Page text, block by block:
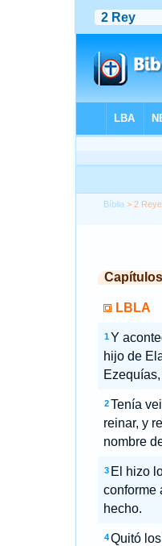
Bíblia > 2
LBLA
1 Y
hijo de
2 Tenía
reinar, y
nombre
3 El hizo
conforme
hecho.
4 Quitó